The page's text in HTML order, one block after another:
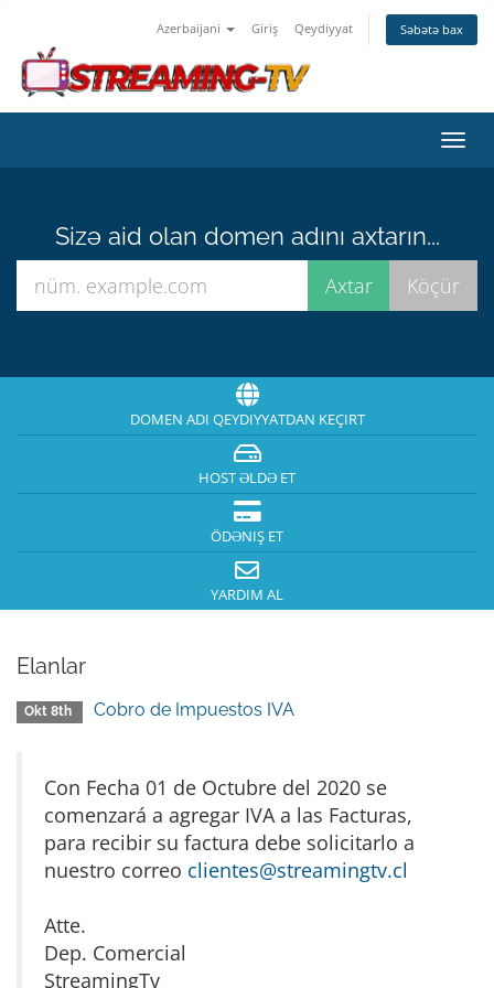
Azerbaijani Giriş Qeydiyyat Səbətə bax
keçid
Sizə aid olan domen adını axtarın...
DOMEN ADI QEYDIYYATDAN KEÇIRT
HOST ƏLDƏ ET
ÖDƏNIŞ ET
YARDIM AL
Elanlar
Okt 8th Cobro de Impuestos IVA
Con Fecha 01 de Octubre del 2020 se
comenzará a agregar IVA a las Facturas,
para recibir su factura debe solicitarlo a
nuestro correo clientes@streamingtv.cl
Atte.
Dep. Comercial
StreamingTv